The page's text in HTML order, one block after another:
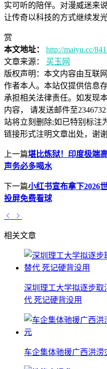
实可听的陪伴。对漫威迷来
让传奇以科技的方式继续发光
赏
本文地址：
http://maiyu.cc/
文章来源：
买玉网
版权声明： 本文内容由互联
作者本人。本站仅提供信息
承担相关法律责任。如发现
内容， 请发送邮件至
站将立刻删除;如已特别标注
链接形式注明文章出处，谢谢
上一篇堪比炼狱！印度极端
声务必多喝水
下一篇小红书宣布拿下2026
投屏免费看球
相关文章
深圳理工大学拟逐步
代 死记硬背没用
车企集体驰援广西洪涝